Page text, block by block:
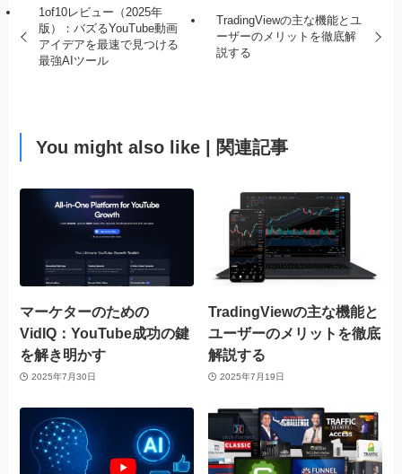
1of10レビュー（2025年
版）：バズるYouTube動画
アイデアを最速で見つける
最強AIツール
TradingViewの主な機能とユ
ーザーのメリットを徹底解
説する
You might also like | 関連記事
マーケターのための
VidIQ：YouTube成功の鍵
を解き明かす
2025年7月30日
TradingViewの主な機能と
ユーザーのメリットを徹底
解説する
2025年7月19日